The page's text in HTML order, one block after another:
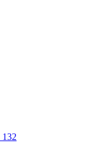
132